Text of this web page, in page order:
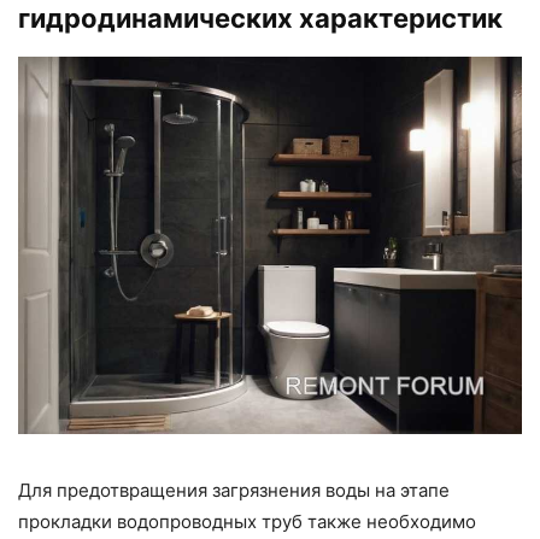
гидродинамических характеристик
Для предотвращения загрязнения воды на этапе
прокладки водопроводных труб также необходимо